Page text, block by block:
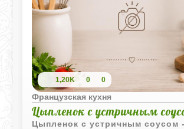
1,20K 0 0
Французская кухня
Цыпленок с устричным
Цыпленок с устричным соусом -